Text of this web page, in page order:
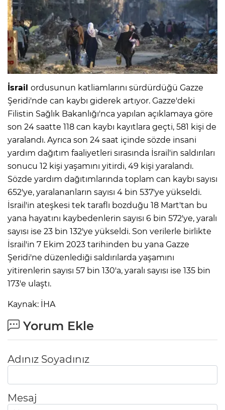
İsrail ordusunun katliamlarını sürdürdüğü Gazze
Şeridi'nde can kaybı giderek artıyor. Gazze'deki
Filistin Sağlık Bakanlığı'nca yapılan açıklamaya göre
son 24 saatte 118 can kaybı kayıtlara geçti, 581 kişi de
yaralandı. Ayrıca son 24 saat içinde sözde insani
yardım dağıtım faaliyetleri sırasında İsrail'in saldırıları
sonucu 12 kişi yaşamını yitirdi, 49 kişi yaralandı.
Sözde yardım dağıtımlarında toplam can kaybı sayısı
652'ye, yaralananların sayısı 4 bin 537'ye yükseldi.
İsrail'in ateşkesi tek taraflı bozduğu 18 Mart'tan bu
yana hayatını kaybedenlerin sayısı 6 bin 572'ye, yaralı
sayısı ise 23 bin 132'ye yükseldi. Son verilerle birlikte
İsrail'in 7 Ekim 2023 tarihinden bu yana Gazze
Şeridi'ne düzenlediği saldırılarda yaşamını
yitirenlerin sayısı 57 bin 130'a, yaralı sayısı ise 135 bin
173'e ulaştı.
Kaynak: İHA
Yorum Ekle
Adınız Soyadınız
Mesaj